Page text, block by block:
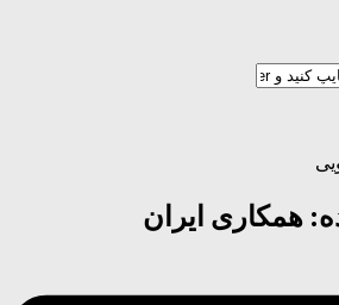
همکاری ایران